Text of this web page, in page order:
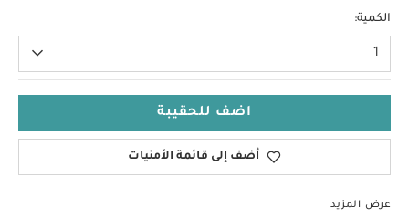
الكمية:
1
اضف للحقيبة
أضف إلى قائمة الأمنيات
عرض المزيد